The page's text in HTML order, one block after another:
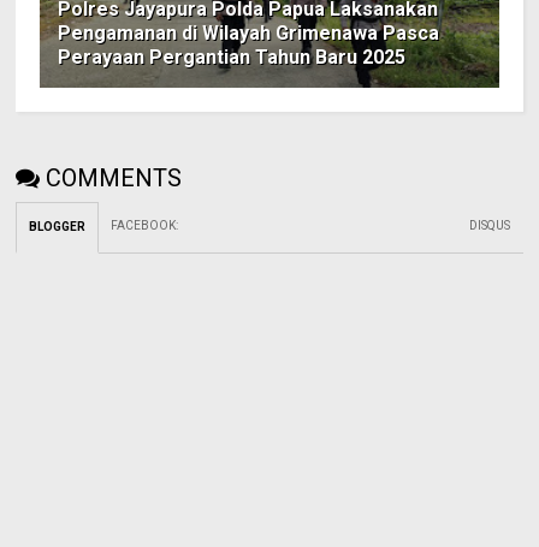
Polres Jayapura Polda Papua Laksanakan
Pengamanan di Wilayah Grimenawa Pasca
Perayaan Pergantian Tahun Baru 2025
COMMENTS
BLOGGER FACEBOOK: DISQUS